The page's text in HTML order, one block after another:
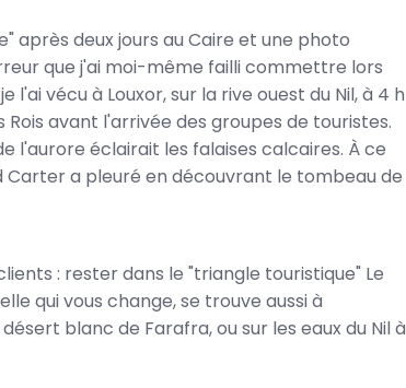
après deux jours au Caire et une photo
que j'ai moi-même failli commettre lors
vécu à Louxor, sur la rive ouest du Nil, à 4 h
avant l'arrivée des groupes de touristes.
l'aurore éclairait les falaises calcaires. À ce
a pleuré en découvrant le tombeau de
: rester dans le "triangle touristique" Le
qui vous change, se trouve aussi à
blanc de Farafra, ou sur les eaux du Nil à